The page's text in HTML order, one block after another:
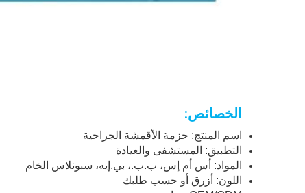
الخصائص:
اسم المنتج: حزمة الأقمشة الجراحية
التطبيق: المستشفى والعيادة
المواد: أس أم إس، ب.ب.، بي.إيه، سبونلاس الخام
اللون: أزرق أو حسب طلبك